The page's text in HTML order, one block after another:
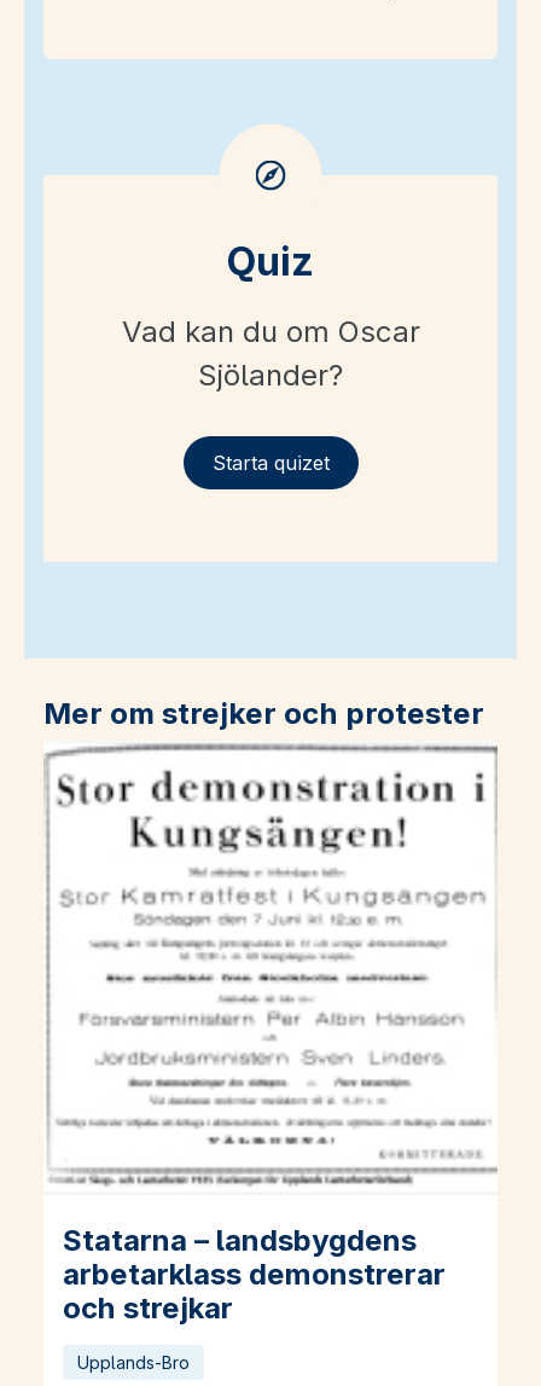
Quiz
Vad kan du om Oscar
Sjölander?
Starta quizet
Mer om strejker och protester
Statarna – landsbygdens
arbetarklass demonstrerar
och strejkar
Läs mer om Statarna – landsbygdens arbetarklass
Upplands-Bro